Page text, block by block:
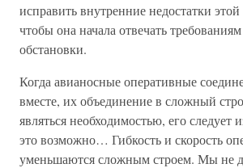
исправить внутренние недостатки
чтобы она начала отвечать
обстановки.
Когда авианосные оперативные
вместе, их объединение в сложный
являться необходимостью, его следует
это возможно… Гибкость и скорость
уменьшаются сложным строем. Мы не